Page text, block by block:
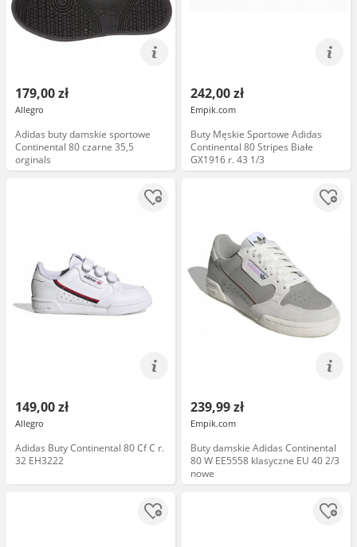
179,00 zł
Allegro
Adidas buty damskie sportowe
Continental 80 czarne 35,5
orginals
242,00 zł
Empik.com
Buty Męskie Sportowe Adidas
Continental 80 Stripes Białe
GX1916 r. 43 1/3
149,00 zł
Allegro
Adidas Buty Continental 80 Cf C r.
32 EH3222
239,99 zł
Empik.com
Buty damskie Adidas Continental
80 W EE5558 klasyczne EU 40 2/3
nowe